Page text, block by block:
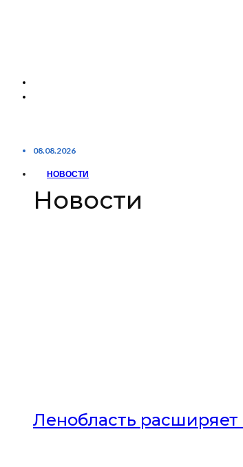
08.08.2026
НОВОСТИ
Новости
Ленобласть